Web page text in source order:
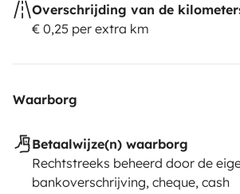
Overschrijding van de
€ 0,25 per extra km
Waarborg
Betaalwijze(n) waarborg
Rechtstreeks beheerd door de
bankoverschrijving, cheque, cash